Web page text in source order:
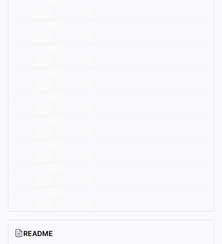
README